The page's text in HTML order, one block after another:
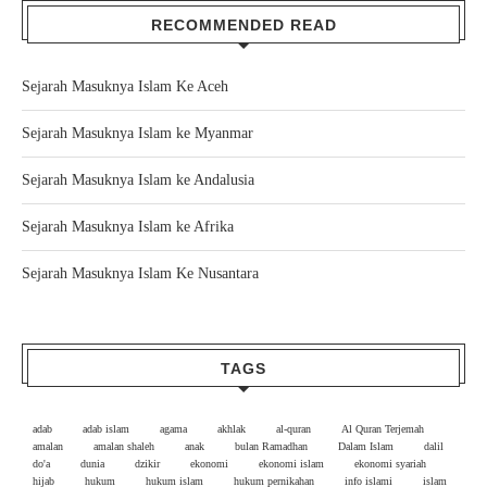
RECOMMENDED READ
Sejarah Masuknya Islam Ke Aceh
Sejarah Masuknya Islam ke Myanmar
Sejarah Masuknya Islam ke Andalusia
Sejarah Masuknya Islam ke Afrika
Sejarah Masuknya Islam Ke Nusantara
TAGS
adab adab islam agama akhlak al-quran
Al Quran Terjemah
amalan
amalan shaleh anak bulan Ramadhan Dalam Islam
dalil
do'a
dunia dzikir ekonomi ekonomi islam
ekonomi syariah
hijab
hukum hukum islam hukum pernikahan info islami islam